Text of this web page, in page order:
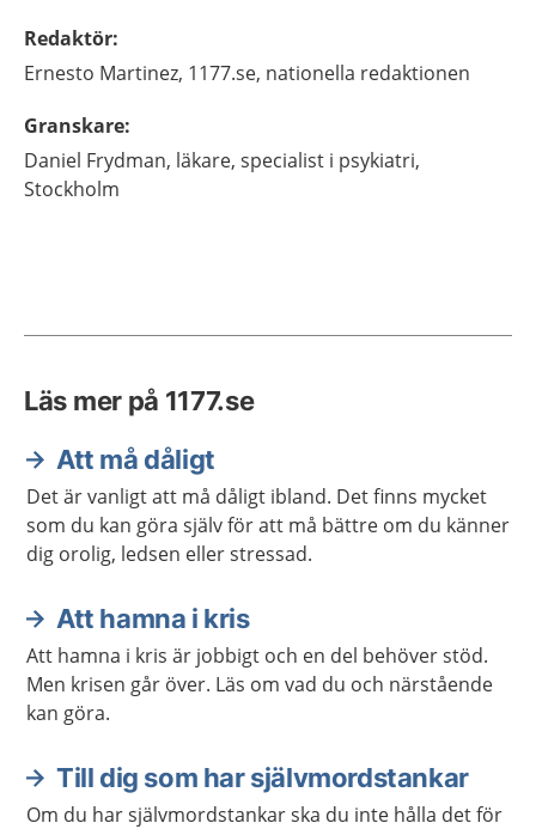
Redaktör:
Ernesto Martinez, 1177.se, nationella redaktionen
Granskare:
Daniel Frydman, läkare, specialist i psykiatri,
Stockholm
Läs mer på 1177.se
Att må dåligt
Det är vanligt att må dåligt ibland. Det finns mycket
som du kan göra själv för att må bättre om du känner
dig orolig, ledsen eller stressad.
Att hamna i kris
Att hamna i kris är jobbigt och en del behöver stöd.
Men krisen går över. Läs om vad du och närstående
kan göra.
Till dig som har självmordstankar
Om du har självmordstankar ska du inte hålla det för